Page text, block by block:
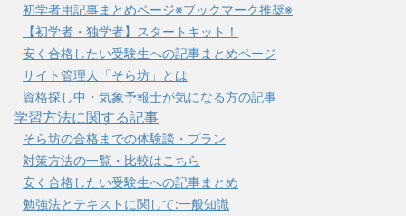
初学者用記事まとめページ※ブックマーク推奨※
【初学者・独学者】スタートキット！
安く合格したい受験生への記事まとめページ
サイト管理人「そら坊」とは
資格探し中・気象予報士が気になる方の記事
学習方法に関する記事
そら坊の合格までの体験談・プラン
対策方法の一覧・比較はこちら
安く合格したい受験生への記事まとめ
勉強法とテキストに関して:一般知識